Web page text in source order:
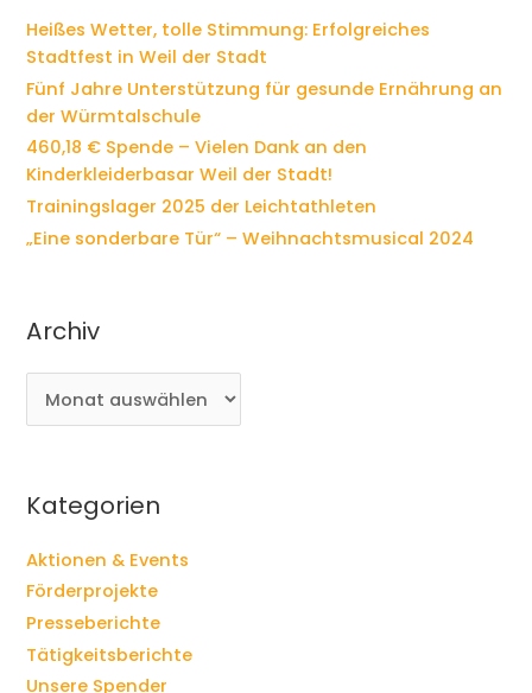
a
c
h
:
Heißes Wetter, tolle Stimmung: Erfolgreiches
Stadtfest in Weil der Stadt
Fünf Jahre Unterstützung für gesunde Ernährung an
der Würmtalschule
460,18 € Spende – Vielen Dank an den
Kinderkleiderbasar Weil der Stadt!
Trainingslager 2025 der Leichtathleten
„Eine sonderbare Tür“ – Weihnachtsmusical 2024
Archiv
i
vKategorien
Aktionen & Events
Förderprojekte
Presseberichte
Tätigkeitsberichte
Unsere Spender